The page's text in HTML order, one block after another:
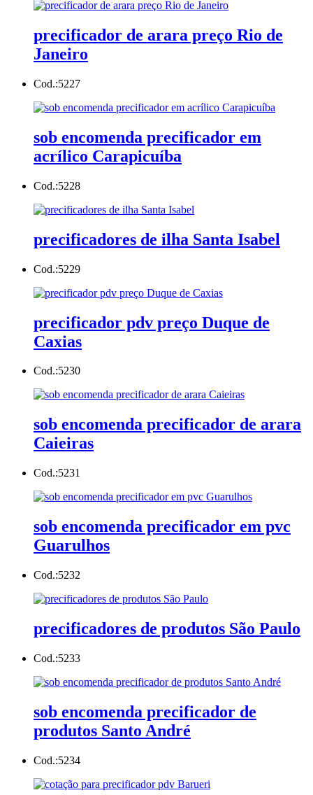
precificador de arara preço Rio de
Janeiro
Cod.:5227
sob encomenda precificador em
acrílico Carapicuíba
Cod.:5228
precificadores de ilha Santa Isabel
Cod.:5229
precificador pdv preço Duque de
Caxias
Cod.:5230
sob encomenda precificador de arara
Caieiras
Cod.:5231
sob encomenda precificador em pvc
Guarulhos
Cod.:5232
precificadores de produtos São Paulo
Cod.:5233
sob encomenda precificador de
produtos Santo André
Cod.:5234